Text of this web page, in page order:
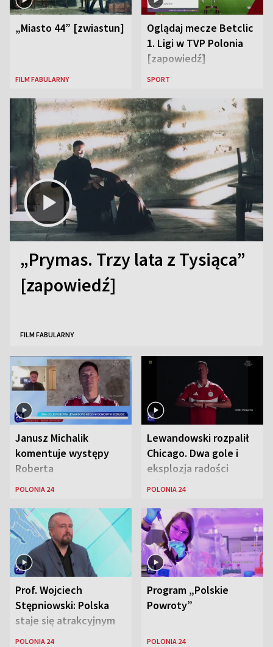
„Miasto 44” [zwiastun]
FILM FABULARNY
Oglądaj mecze Betclic
1. Ligi w TVP Polonia
[zapowiedź]
SPORT
„Prymas. Trzy lata z Tysiąca”
[zapowiedź]
FILM FABULARNY
Janusz Michalik
komentuje występy
Roberta
Lewandowskiego w
Zjednoczonych
POLONIA 24
Lewandowski rozpalił
Chicago. Dwa gole i
eksplozja radości
wśród Polonii
POLONIA 24
Prof. Wojciech
Stępniowski: Polska
staje się atrakcyjnym
miejscem dla
POLONIA 24
Program „Polskie
Powroty”
POLONIA 24